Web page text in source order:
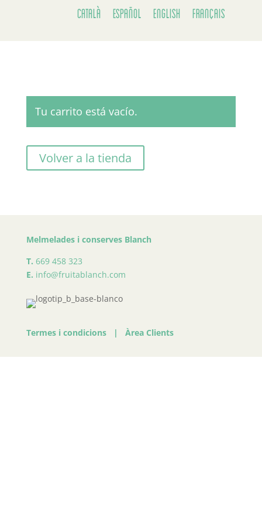
Català Español English Français
Tu carrito está vacío.
Volver a la tienda
Melmelades i conserves Blanch
T. 669 458 323
E. info@fruitablanch.com
Termes i condicions| Àrea Clients